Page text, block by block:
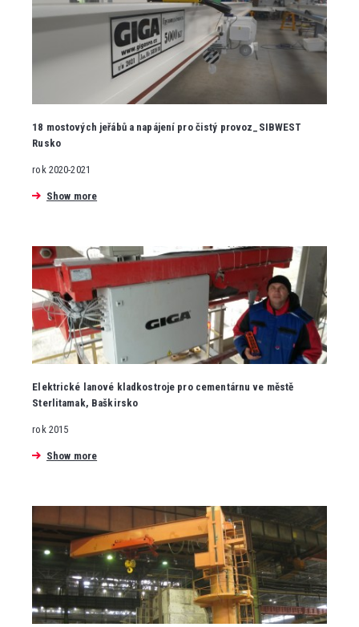
18 mostových jeřábů a napájení pro čistý provoz_SIBWEST
Rusko
rok 2020-2021
Show more
Elektrické lanové kladkostroje pro cementárnu ve městě
Sterlitamak, Baškirsko
rok 2015
Show more